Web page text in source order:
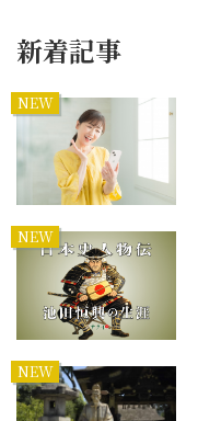
新着記事
NEW
NEW
NEW